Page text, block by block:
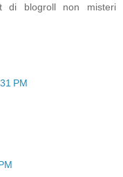
di blogroll non misteri
PM